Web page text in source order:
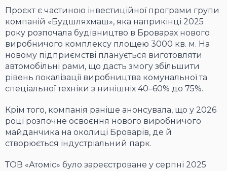
Проєкт є частиною інвестиційної програми групи
компаній «Будшляхмаш», яка наприкінці 2025
року розпочала будівництво в Броварах нового
виробничого комплексу площею 3000 кв. м. На
новому підприємстві планується виготовляти
автомобільні рами, що дасть змогу збільшити
рівень локалізації виробництва комунальної та
спеціальної техніки з нинішніх 40–60% до 75%.
Крім того, компанія раніше анонсувала, що у 2026
році розпочне освоєння нового виробничого
майданчика на околиці Броварів, де й
створюється індустріальний парк.
ТОВ «Атоміс» було зареєстроване у серпні 2025